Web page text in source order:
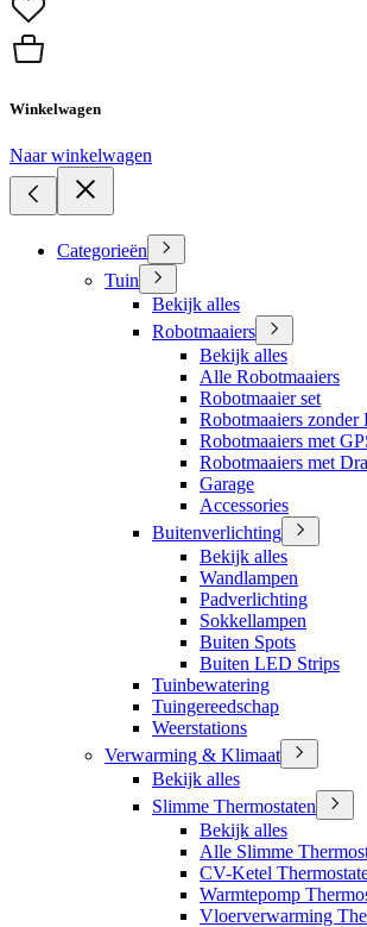
Winkelwagen
Naar winkelwagen
Categorieën
Tuin
Bekijk alles
Robotmaaiers
Bekijk alles
Alle Robotmaaiers
Robotmaaier set
Robotmaaiers zonder
Robotmaaiers met
Robotmaaiers met
Garage
Accessories
Buitenverlichting
Bekijk alles
Wandlampen
Padverlichting
Sokkellampen
Buiten Spots
Buiten LED Strips
Tuinbewatering
Tuingereedschap
Weerstations
Verwarming & Klimaat
Bekijk alles
Slimme Thermostaten
Bekijk alles
Alle Slimme
CV-Ketel
Warmtepomp
Vloerverwarming